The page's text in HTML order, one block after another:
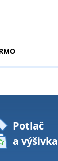
Potlač
a výšivka